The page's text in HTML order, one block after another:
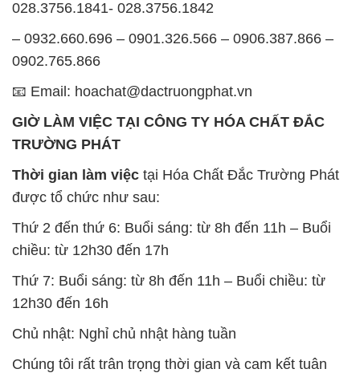
028.3756.1841- 028.3756.1842
– 0932.660.696 – 0901.326.566 – 0906.387.866 –
0902.765.866
📧 Email: hoachat@dactruongphat.vn
GIỜ LÀM VIỆC TẠI CÔNG TY HÓA CHẤT ĐẮC
TRƯỜNG PHÁT
Thời gian làm việc tại Hóa Chất Đắc Trường Phát
được tổ chức như sau:
Thứ 2 đến thứ 6: Buổi sáng: từ 8h đến 11h – Buổi
chiều: từ 12h30 đến 17h
Thứ 7: Buổi sáng: từ 8h đến 11h – Buổi chiều: từ
12h30 đến 16h
Chủ nhật: Nghỉ chủ nhật hàng tuần
Chúng tôi rất trân trọng thời gian và cam kết tuân